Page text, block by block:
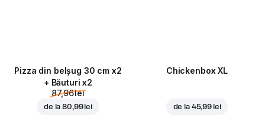
Pizza din belșug 30 cm x2
+ Băuturi x2
87,96 lei
de la80,99 lei
Chickenbox XL
de la 45,99 lei